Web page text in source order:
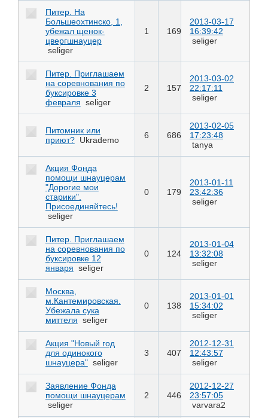
Питер. На
Большеохтинско, 1,
убежал щенок-
цвергшнауцер
seliger
1 169
2013-03-17
16:39:42
seliger
Питер. Приглашаем
на соревнования по
буксировке 3
февраля seliger
2 157
2013-03-02
22:17:11
seliger
Питомник или
приют? Ukrademo 6 686
2013-02-05
17:23:48
tanya
Акция Фонда
помощи шнауцерам
"Дорогие мои
старики".
Присоединяйтесь!
seliger
0 179
2013-01-11
23:42:36
seliger
Питер. Приглашаем
на соревнования по
буксировке 12
января seliger
0 124
2013-01-04
13:32:08
seliger
Москва,
м.Кантемировская.
Убежала сука
миттеля seliger
0 138
2013-01-01
15:34:02
seliger
Акция "Новый год
для одинокого
шнауцера" seliger
3 407
2012-12-31
12:43:57
seliger
Заявление Фонда
помощи шнауцерам
seliger
2 446
2012-12-27
23:57:05
varvara2